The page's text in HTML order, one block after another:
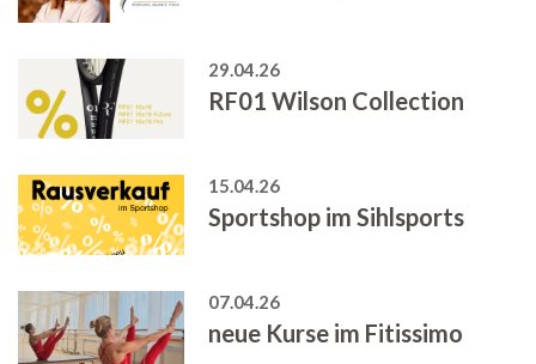
29.04.26
RF01 Wilson Collection
15.04.26
Sportshop im Sihlsports
07.04.26
neue Kurse im Fitissimo